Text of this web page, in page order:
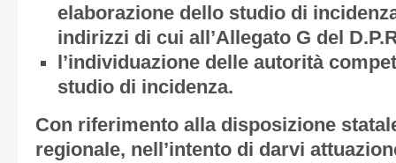
elaborazione dello studio di
indirizzi di cui all’Allegato G del
l’individuazione delle autorità
studio di incidenza.
Con riferimento alla disposizione
regionale, nell’intento di darvi